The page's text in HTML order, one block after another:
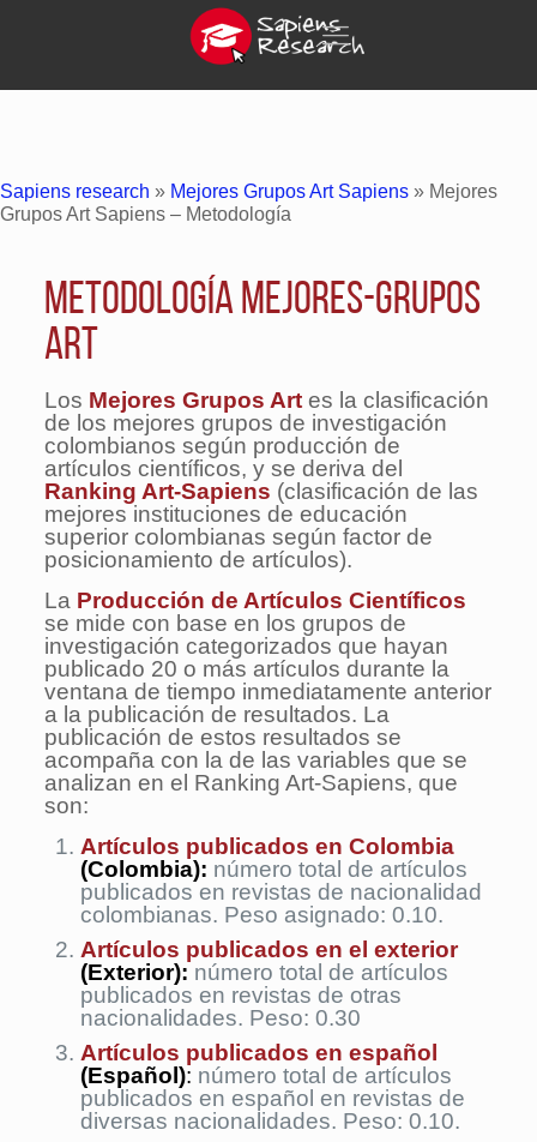
Sapiens research » Mejores Grupos Art Sapiens » Mejores
Grupos Art Sapiens – Metodología
Metodología Mejores-Grupos
Art
Los Mejores Grupos Artes la clasificación
de los mejores grupos de investigación
colombianos según producción de
artículos científicos, y se deriva del
Ranking Art-Sapiens (clasificación de las
mejores instituciones de educación
superior colombianas según factor de
posicionamiento de artículos).
La Producción de Artículos Científicos
se mide con base en los grupos de
investigación categorizados que hayan
publicado 20 o más artículos durante la
ventana de tiempo inmediatamente anterior
a la publicación de resultados. La
publicación de estos resultados se
acompaña con la de las variables que se
analizan en el Ranking Art-Sapiens, que
son:
Artículos publicados en Colombia
(Colombia): número total de artículos
publicados en revistas de nacionalidad
colombianas. Peso asignado: 0.10.
Artículos publicados en el exterior
(Exterior): número total de artículos
publicados en revistas de otras
nacionalidades. Peso: 0.30
Artículos publicados en español
(Español): número total de artículos
publicados en español en revistas de
diversas nacionalidades. Peso: 0.10.